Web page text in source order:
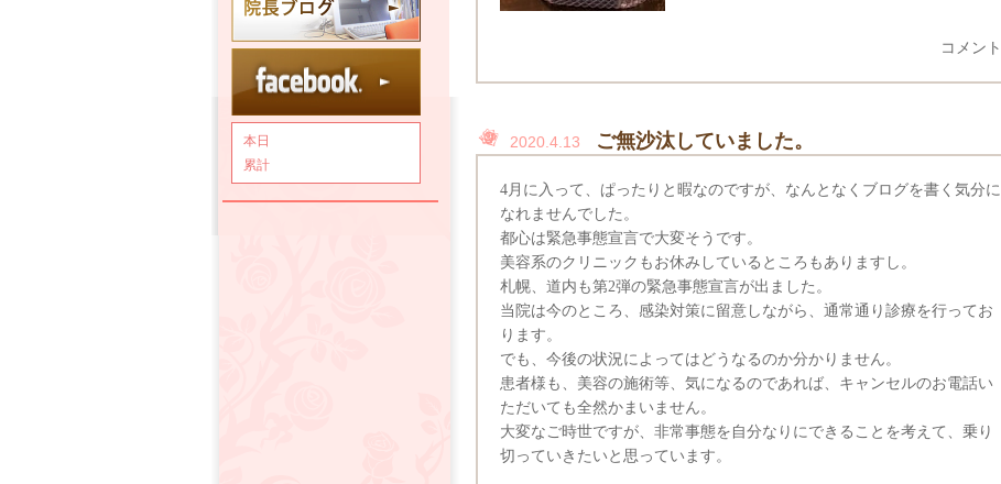
本日
累計
コメント
2020.4.13 ご無沙汰していました。
4月に入って、ぱったりと暇なのですが、なんとなくブログを書く気分に
なれませんでした。
都心は緊急事態宣言で大変そうです。
美容系のクリニックもお休みしているところもありますし。
札幌、道内も第2弾の緊急事態宣言が出ました。
当院は今のところ、感染対策に留意しながら、通常通り診療を行ってお
ります。
でも、今後の状況によってはどうなるのか分かりません。
患者様も、美容の施術等、気になるのであれば、キャンセルのお電話い
ただいても全然かまいません。
大変なご時世ですが、非常事態を自分なりにできることを考えて、乗り
切っていきたいと思っています。